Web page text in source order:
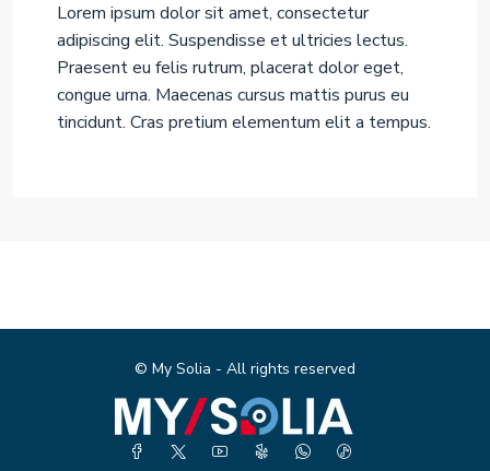
Lorem ipsum dolor sit amet, consectetur
adipiscing elit. Suspendisse et ultricies lectus.
Praesent eu felis rutrum, placerat dolor eget,
congue urna. Maecenas cursus mattis purus eu
tincidunt. Cras pretium elementum elit a tempus.
© My Solia - All rights reserved